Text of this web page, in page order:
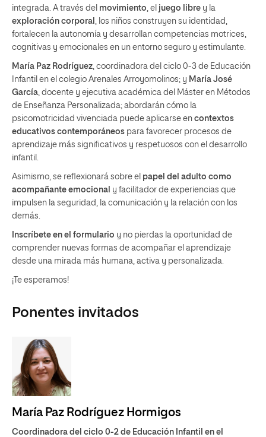
integrada. A través del movimiento, el juego libre y la
exploración corporal , los niños construyen su identidad,
fortalecen la autonomía y desarrollan competencias motrices,
cognitivas y emocionales en un entorno seguro y estimulante.
María Paz Rodríguez, coordinadora del ciclo 0-3 de Educación
Infantil en el colegio Arenales Arroyomolinos; y María José
García, docente y ejecutiva académica del Máster en Métodos
de Enseñanza Personalizada; abordarán cómo la
psicomotricidad vivenciada puede aplicarse en contextos
educativos contemporáneos para favorecer procesos de
aprendizaje más significativos y respetuosos con el desarrollo
infantil.
Asimismo, se reflexionará sobre el papel del adulto como
acompañante emocional y facilitador de experiencias que
impulsen la seguridad, la comunicación y la relación con los
demás.
Inscríbete en el formulario y no pierdas la oportunidad de
comprender nuevas formas de acompañar el aprendizaje
desde una mirada más humana, activa y personalizada.
¡Te esperamos!
Ponentes invitados
María Paz Rodríguez Hormigos
Coordinadora del ciclo 0-2 de Educación Infantil en el